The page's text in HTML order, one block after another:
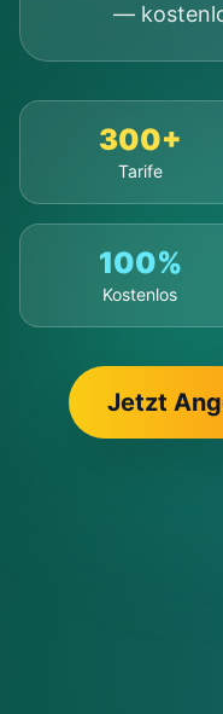
—
300+
Tarife
100%
Kostenlos
Jetzt